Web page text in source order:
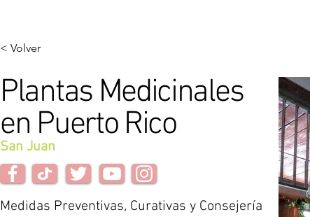
< Volver
Plantas Medicinales
en Puerto Rico
San Juan
Medidas Preventivas, Curativas y Consejería